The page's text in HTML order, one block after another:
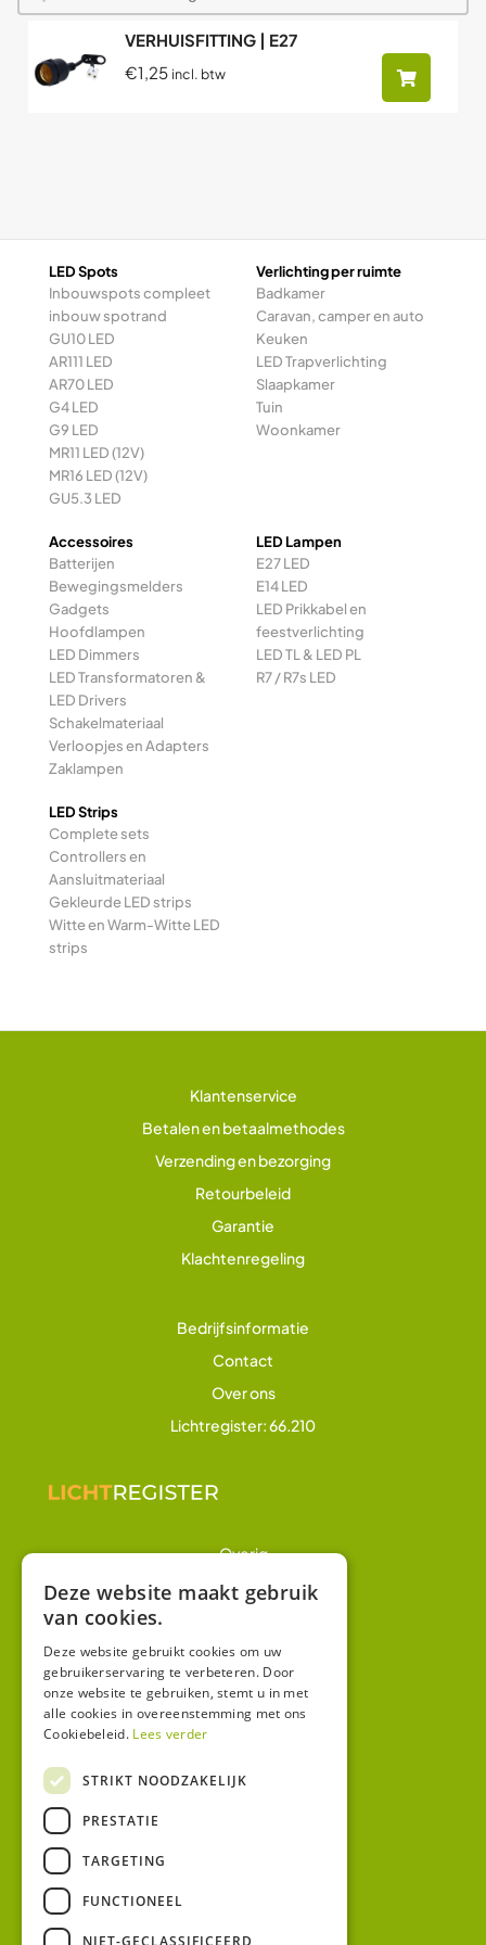
VERHUISFITTING | E27
€1,25 incl. btw
LED Spots
Inbouwspots compleet
inbouw spotrand
GU10 LED
AR111 LED
AR70 LED
G4 LED
G9 LED
MR11 LED (12V)
MR16 LED (12V)
GU5.3 LED
Verlichting per ruimte
Badkamer
Caravan, camper en auto
Keuken
LED Trapverlichting
Slaapkamer
Tuin
Woonkamer
Accessoires
Batterijen
Bewegingsmelders
Gadgets
Hoofdlampen
LED Dimmers
LED Transformatoren &
LED Drivers
Schakelmateriaal
Verloopjes en Adapters
Zaklampen
LED Lampen
E27 LED
E14 LED
LED Prikkabel en
feestverlichting
LED TL & LED PL
R7 / R7s LED
LED Strips
Complete sets
Controllers en
Aansluitmateriaal
Gekleurde LED strips
Witte en Warm-Witte LED
strips
Klantenservice
Betalen en betaalmethodes
Verzending en bezorging
Retourbeleid
Garantie
Klachtenregeling
Bedrijfsinformatie
Contact
Over ons
Lichtregister: 66.210
Overig
Winkel
Algemene voorwaarden
Privacy
Bezoekadres:
Deze website maakt gebruik
van cookies.
Deze website gebruikt cookies om uw
gebruikerservaring te verbeteren. Door
onze website te gebruiken, stemt u in met
alle cookies in overeenstemming met ons
Cookiebeleid. Lees verder
STRIKT NOODZAKELIJK
PRESTATIE
TARGETING
FUNCTIONEEL
NIET-GECLASSIFICEERD